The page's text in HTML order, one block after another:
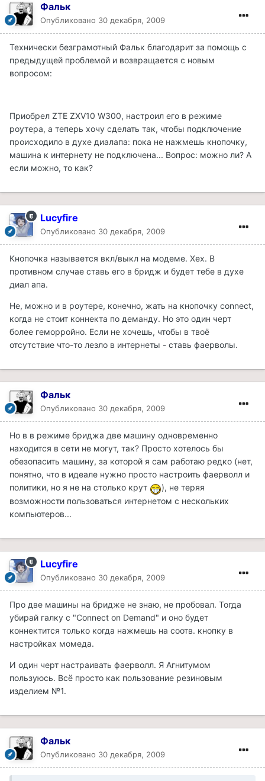
Фальк
Опубликовано 30 декабря, 2009
Технически безграмотный Фальк благодарит за помощь с
предыдущей проблемой и возвращается с новым
вопросом:
Приобрел ZTE ZXV10 W300, настроил его в режиме
роутера, а теперь хочу сделать так, чтобы подключение
происходило в духе диалапа: пока не нажмешь кнопочку,
машина к интернету не подключена... Вопрос: можно ли? А
если можно, то как?
Lucyfire
Опубликовано 30 декабря, 2009
Кнопочка называется вкл/выкл на модеме. Хех. В
противном случае ставь его в бридж и будет тебе в духе
диал апа.
Не, можно и в роутере, конечно, жать на кнопочку connect,
когда не стоит коннекта по деманду. Но это один черт
более геморройно. Если не хочешь, чтобы в твоё
отсутствие что-то лезло в интернеты - ставь фаерволы.
Фальк
Опубликовано 30 декабря, 2009
Но в в режиме бриджа две машину одновременно
находится в сети не могут, так? Просто хотелось бы
обезопасить машину, за которой я сам работаю редко (нет,
понятно, что в идеале нужно просто настроить фаерволл и
политики, но я не на столько крут
), не теряя
возможности пользоваться интернетом с нескольких
компьютеров...
Lucyfire
Опубликовано 30 декабря, 2009
Про две машины на бридже не знаю, не пробовал. Тогда
убирай галку с "Connect on Demand" и оно будет
коннектится только когда нажмешь на соотв. кнопку в
настройках момеда.
И один черт настраивать фаерволл. Я Агнитумом
пользуюсь. Всё просто как пользование резиновым
изделием №1.
Фальк
Опубликовано 30 декабря, 2009